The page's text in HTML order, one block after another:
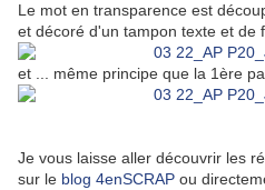
Le mot en transparence est
et décoré d'un tampon texte et de
et ... même principe que la 1ère
Je vous laisse aller découvrir les
sur le blog 4enSCRAP ou